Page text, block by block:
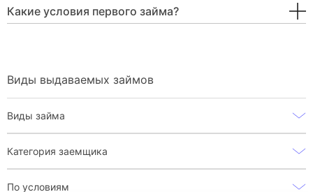
Какие условия первого займа?
Виды выдаваемых займов
Виды займа
Категория заемщика
По условиям